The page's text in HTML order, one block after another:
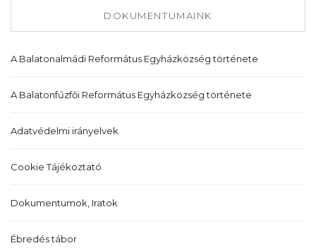
DOKUMENTUMAINK
A Balatonalmádi Református Egyházközség története
A Balatonfűzfői Református Egyházközség története
Adatvédelmi irányelvek
Cookie Tájékoztató
Dokumentumok, Iratok
Ébredés tábor